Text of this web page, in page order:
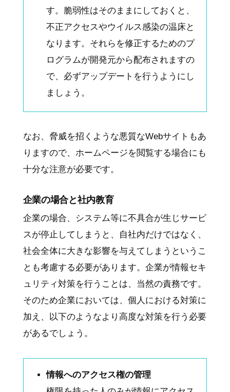
す。脆弱性はそのままにしておくと、
不正アクセスやウイルス感染の温床と
なります。それらを修正するためのプ
ログラムが開発元から配布されますの
で、必ずアップデートを行うようにし
ましょう。
なお、脅威を招くような悪質なWebサイトもあ
りますので、ホームページを閲覧する場合にも
十分な注意が必要です。
企業の場合と社内教育
企業の場合、システム等に不具合が生じサービ
スが停止してしまうと、自社内だけではなく、
社会全体に大きな影響を与えてしまうというこ
とも考慮する必要があります。企業が情報セキ
ュリティ対策を行うことは、当然の責務です。
そのため企業においては、個人における対策に
加え、以下のようなより高度な対策を行う必要
があるでしょう。
情報へのアクセス権の管理